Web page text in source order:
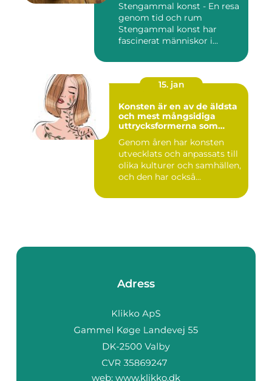
Stengammal konst - En resa
genom tid och rum
Stengammal konst har
fascinerat människor i
15. jan
Konsten är en av de äldsta
och mest mångsidiga
uttrycksformerna som
Genom åren har konsten
utvecklats och anpassats till
olika kulturer och samhällen,
och den har också...
Adress
web: www.klikko.dk